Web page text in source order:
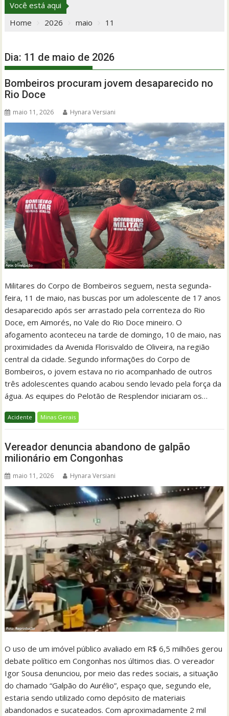
Você está aqui
Home
2026 maio 11
Dia: 11 de maio de 2026
Bombeiros procuram jovem desaparecido no
Rio Doce
maio 11, 2026 Hynara Versiani
Militares do Corpo de Bombeiros seguem, nesta segunda-
feira, 11 de maio, nas buscas por um adolescente de 17 anos
desaparecido após ser arrastado pela correnteza do Rio
Doce, em Aimorés, no Vale do Rio Doce mineiro. O
afogamento aconteceu na tarde de domingo, 10 de maio, nas
proximidades da Avenida Florisvaldo de Oliveira, na região
central da cidade. Segundo informações do Corpo de
Bombeiros, o jovem estava no rio acompanhado de outros
três adolescentes quando acabou sendo levado pela força da
água. As equipes do Pelotão de Resplendor iniciaram os…
Acidente Minas Gerais
Vereador denuncia abandono de galpão
milionário em Congonhas
maio 11, 2026 Hynara Versiani
O uso de um imóvel público avaliado em R$ 6,5 milhões gerou
debate político em Congonhas nos últimos dias. O vereador
Igor Sousa denunciou, por meio das redes sociais, a situação
do chamado “Galpão do Aurélio”, espaço que, segundo ele,
estaria sendo utilizado como depósito de materiais
abandonados e sucateados. Com aproximadamente 2 mil